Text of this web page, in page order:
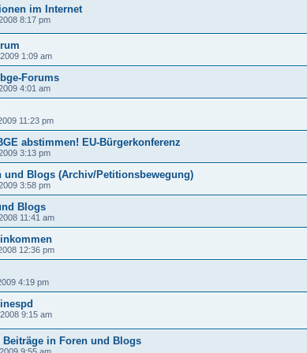
im Internet
8:17 pm
1:09 am
Forums
4:01 am
11:23 pm
abstimmen! EU-Bürgerkonferenz
3:13 pm
und Blogs (Archiv/Petitionsbewegung)
3:58 pm
Blogs
11:41 am
12:36 pm
4:19 pm
9:15 am
Beiträge in Foren und Blogs